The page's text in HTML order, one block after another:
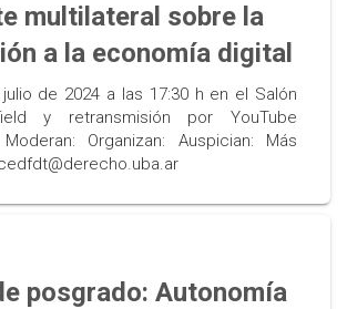
multilateral sobre la
a la economía digital
de 2024 a las 17:30 h en el Salón
y retransmisión por YouTube
Organizan: Auspician: Más
posgrado: Autonomía